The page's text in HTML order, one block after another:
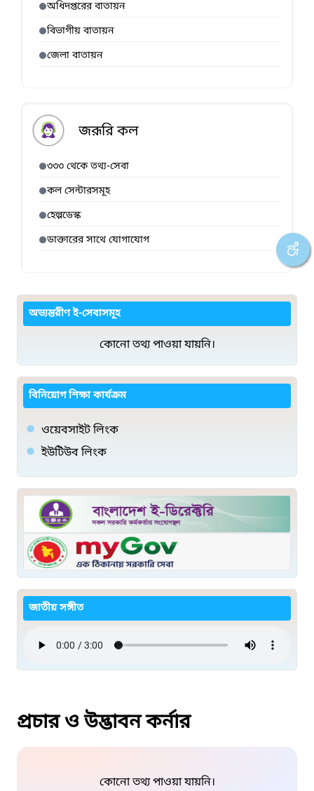
অধিদপ্তরের বাতায়ন
বিভাগীয় বাতায়ন
জেলা বাতায়ন
জরূরি কল
৩৩৩ থেকে তথ্য-সেবা
কল সেন্টারসমূহ
হেল্পডেস্ক
ডাক্তারের সাথে যোগাযোগ
অভ্যন্তরীণ ই-সেবাসমূহ
কোনো তথ্য পাওয়া যায়নি।
বিনিয়োগ শিক্ষা কার্যক্রম
ওয়েবসাইট লিংক
ইউটিউব লিংক
জাতীয় সঙ্গীত
প্রচার ও উদ্ভাবন কর্নার
কোনো তথ্য পাওয়া যায়নি।